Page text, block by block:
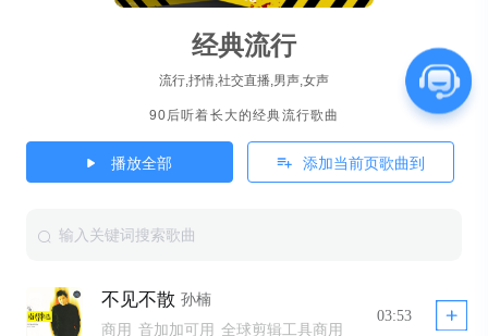
经典流行
流行,抒情,社交直播,男声,女声
90后听着长大的经典流行歌曲
播放全部 添加当前页歌曲到
不见不散 孙楠
商用 音加加可用 全球剪辑工具商用
03:53